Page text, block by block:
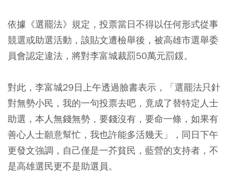
依據《選罷法》規定，投票當日不得以任何形式從事
競選或助選活動，該貼文遭檢舉後，被高雄市選舉委
員會認定違法，將對李富城裁罰50萬元罰鍰。
對此，李富城29日上午透過臉書表示，「選罷法只針
對無勢小民，我的一句投票去吧，竟成了替特定人士
助選，本人無錢無勢，要錢沒有，要命一條，如果有
善心人士願意幫忙，我也許能多活幾天」，同日下午
更發文強調，自己僅是一芥貧民，藍營的支持者，不
是高雄選民更不是助選員。